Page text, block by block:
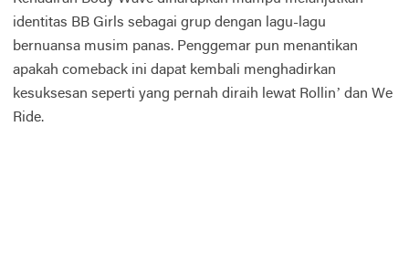
identitas BB Girls sebagai grup dengan lagu-lagu
bernuansa musim panas. Penggemar pun menantikan
apakah comeback ini dapat kembali menghadirkan
kesuksesan seperti yang pernah diraih lewat Rollin’ dan We
Ride.